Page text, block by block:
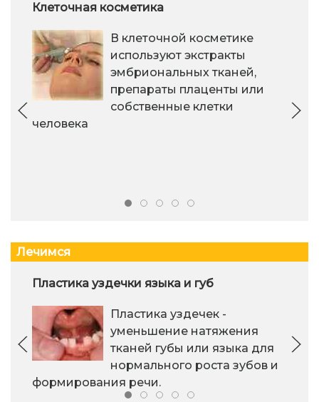
Клеточная косметика
В клеточной косметике
используют экстракты
эмбриональных тканей,
препараты плаценты или
собственные клетки
человека
Лечимся
Пластика уздечки языка и губ
Пластика уздечек -
уменьшение натяжения
тканей губы или языка для
нормального роста зубов и
формирования речи.